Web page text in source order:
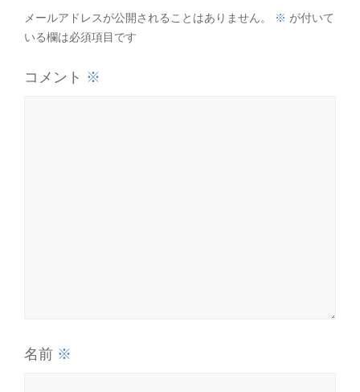
メールアドレスが公開されることはありません。 ※ が付いて
いる欄は必須項目です
コメント ※
名前 ※